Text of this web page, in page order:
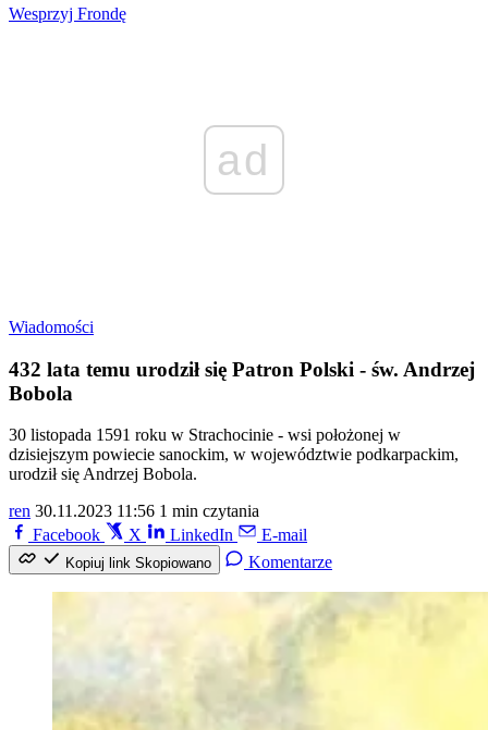
Wesprzyj Frondę
ad
Wiadomości
432 lata temu urodził się Patron Polski - św. Andrzej
Bobola
30 listopada 1591 roku w Strachocinie - wsi położonej w
dzisiejszym powiecie sanockim, w województwie podkarpackim,
urodził się Andrzej Bobola.
ren 30.11.2023 11:56 1 min czytania
Facebook
X LinkedIn E-mail
Kopiuj link Skopiowano Komentarze